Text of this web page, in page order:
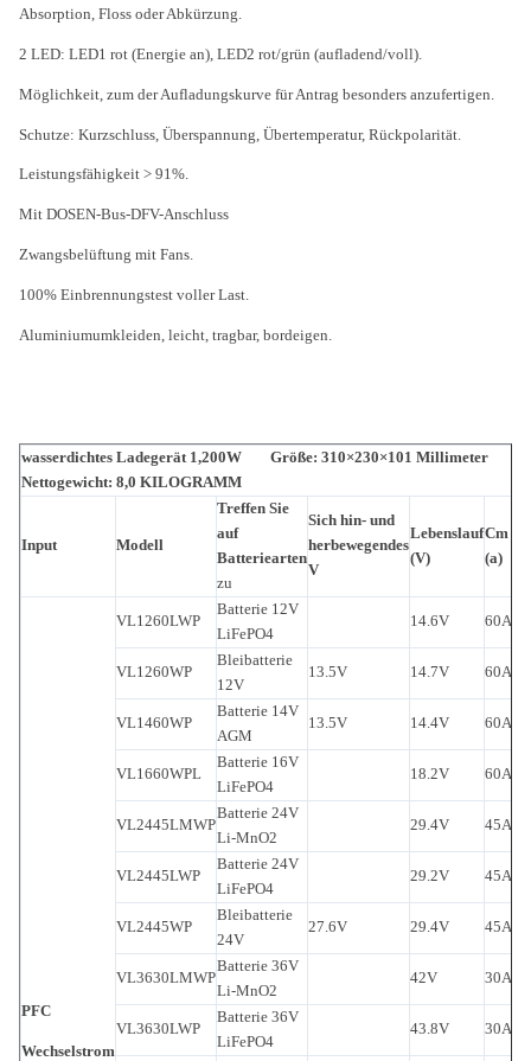
Absorption, Floss oder Abkürzung.
2 LED: LED1 rot (Energie an), LED2 rot/grün (aufladend/voll).
Möglichkeit, zum der Aufladungskurve für Antrag besonders anzufertigen.
Schutze: Kurzschluss, Überspannung, Übertemperatur, Rückpolarität.
Leistungsfähigkeit > 91%.
Mit DOSEN-Bus-DFV-Anschluss
Zwangsbelüftung mit Fans.
100% Einbrennungstest voller Last.
Aluminiumumkleiden, leicht, tragbar, bordeigen.
wasserdichtes Ladegerät 1,200W Größe: 310×230×101 Millimeter
Nettogewicht: 8,0 KILOGRAMM
Input Modell
Treffen Sie
auf
Batteriearten
zu
Sich hin- und
herbewegendes
V
Lebenslauf
(V)
Cm
(a)
PFC
Wechselstrom
VL1260LWP
Batterie 12V
LiFePO4
14.6V 60A
VL1260WP
Bleibatterie
12V
13.5V 14.7V 60A
VL1460WP
Batterie 14V
AGM
13.5V 14.4V 60A
VL1660WPL
Batterie 16V
LiFePO4
18.2V 60A
VL2445LMWP
Batterie 24V
Li-MnO2
29.4V 45A
VL2445LWP
Batterie 24V
LiFePO4
29.2V 45A
VL2445WP
Bleibatterie
24V
27.6V 29.4V 45A
VL3630LMWP
Batterie 36V
Li-MnO2
42V 30A
VL3630LWP
Batterie 36V
LiFePO4
43.8V 30A